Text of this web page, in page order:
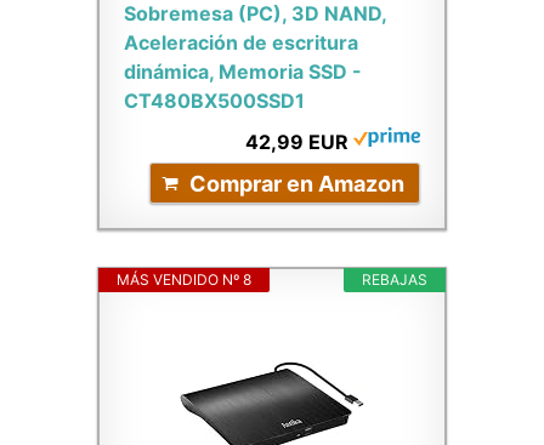
Sobremesa (PC), 3D NAND,
Aceleración de escritura
dinámica, Memoria SSD -
CT480BX500SSD1
42,99 EUR
Comprar en Amazon
REBAJAS
MÁS VENDIDO Nº 8